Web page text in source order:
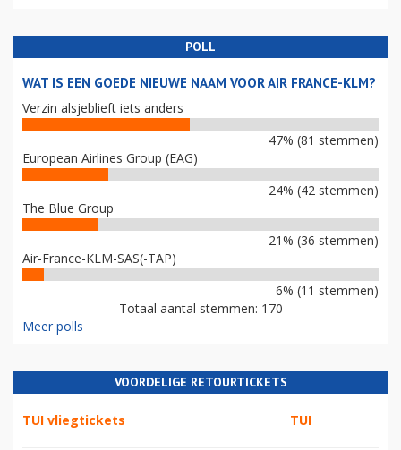
POLL
WAT IS EEN GOEDE NIEUWE NAAM VOOR AIR FRANCE-KLM?
Verzin alsjeblieft iets anders
47% (81 stemmen)
European Airlines Group (EAG)
24% (42 stemmen)
The Blue Group
21% (36 stemmen)
Air-France-KLM-SAS(-TAP)
6% (11 stemmen)
Totaal aantal stemmen: 170
Meer polls
VOORDELIGE RETOURTICKETS
TUI vliegtickets TUI